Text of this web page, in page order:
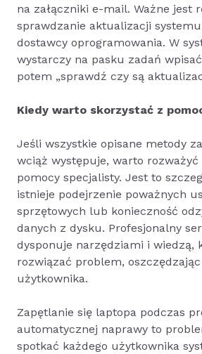
na załączniki e-mail. Ważne jest
sprawdzanie aktualizacji
dostawcy oprogramowania. W
wystarczy na pasku zadań
potem „sprawdź czy są
Kiedy warto skorzystać z
Jeśli wszystkie opisane metody
wciąż występuje, warto rozważyć
pomocy specjalisty. Jest to
istnieje podejrzenie poważnych
sprzętowych lub konieczność
danych z dysku. Profesjonalny
dysponuje narzędziami i wiedzą,
rozwiązać problem,
użytkownika.
Zapętlanie się laptopa podczas
automatycznej naprawy to
spotkać każdego użytkownika